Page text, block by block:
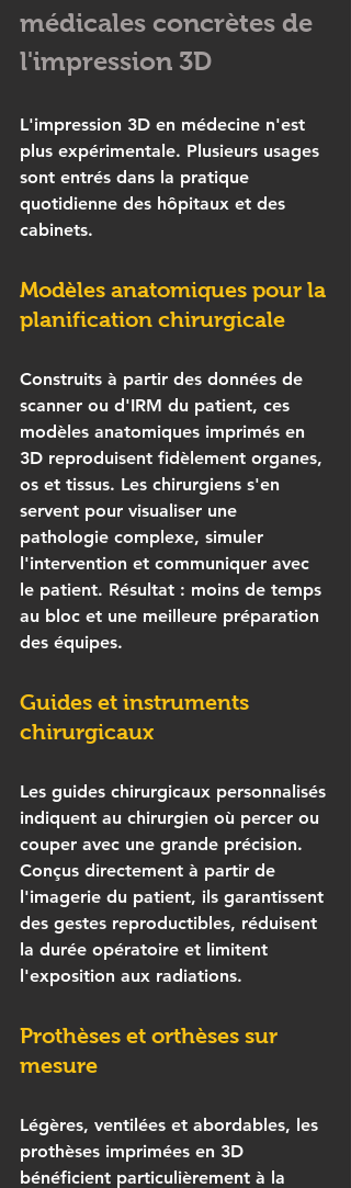
médicales concrètes de
l'impression 3D
L'impression 3D en médecine n'est
plus expérimentale. Plusieurs usages
sont entrés dans la pratique
quotidienne des hôpitaux et des
cabinets.
Modèles anatomiques pour la
planification chirurgicale
Construits à partir des données de
scanner ou d'IRM du patient, ces
modèles anatomiques imprimés en
3D reproduisent fidèlement organes,
os et tissus. Les chirurgiens s'en
servent pour visualiser une
pathologie complexe, simuler
l'intervention et communiquer avec
le patient. Résultat : moins de temps
au bloc et une meilleure préparation
des équipes.
Guides et instruments
chirurgicaux
Les guides chirurgicaux personnalisés
indiquent au chirurgien où percer ou
couper avec une grande précision.
Conçus directement à partir de
l'imagerie du patient, ils garantissent
des gestes reproductibles, réduisent
la durée opératoire et limitent
l'exposition aux radiations.
Prothèses et orthèses sur
mesure
Légères, ventilées et abordables, les
prothèses imprimées en 3D
bénéficient particulièrement à la